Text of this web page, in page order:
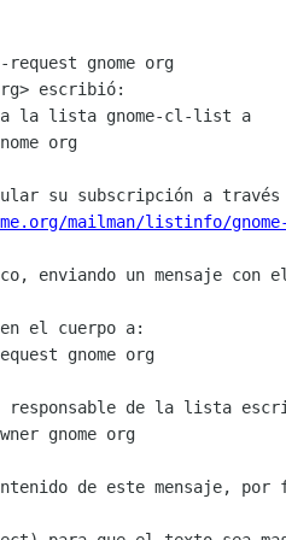
gnome org
escribió:
la lista gnome-cl-list a
org
su subscripción a través
mailman/listinfo/
enviando un mensaje con
el cuerpo a:
gnome org
de la lista
gnome org
de este mensaje, por